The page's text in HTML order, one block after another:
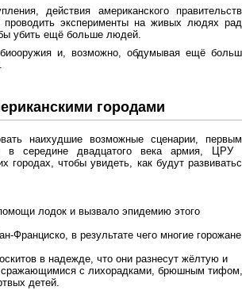
действия американского
эксперименты на живых людях
бы убить ещё больше людей.
и, возможно, обдумывая ещё
городами
наихудшие возможные сценарии,
в середине двадцатого века армия, ЦРУ
городах, чтобы увидеть, как будут
лодок и вызвало эпидемию этого
Франциско, в результате чего многие горожане
в надежде, что они разнесут жёлтую и
сражающимися с лихорадками, брюшным тифом,
детей.